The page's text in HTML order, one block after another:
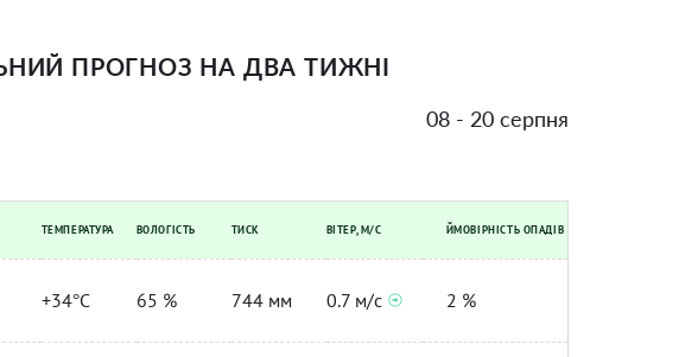
ПРОГНОЗ НА ДВА ТИЖНІ
08 - 20 серпня
ТЕМПЕРАТУРА ВОЛОГІСТЬ ТИСК ВІТЕР, М/С ЙМОВІРНІСТЬ ОПАДІВ
+34°C 65 % 744 мм 0.7 м/с 2 %